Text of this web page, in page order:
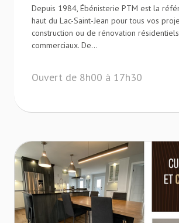
Depuis 1984, Ébénisterie PTM est la
haut du Lac-Saint-Jean pour tous vos
construction ou de rénovation
commerciaux. De...
Ouvert de 8h00 à 17h30